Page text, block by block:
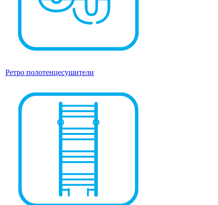
Ретро полотенцесушители